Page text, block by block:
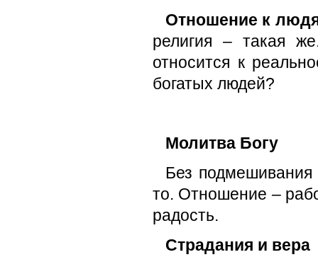
Отношение к
религия – такая
относится к
богатых людей?
Молитва Богу
Без подмешивания
то. Отношение –
радость.
Страдания и вера